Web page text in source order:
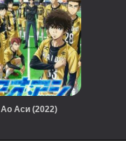
Ао Аси (2022)